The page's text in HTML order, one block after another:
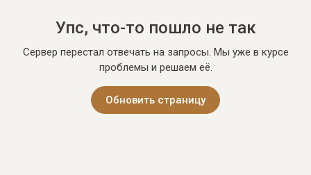
Упс, что-то пошло не так
Сервер перестал отвечать на запросы. Мы уже в курсе
проблемы и решаем её.
Обновить страницу